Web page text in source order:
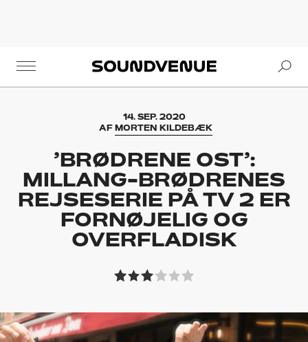
Soundvenue
14. SEP. 2020
AF MORTEN KILDEBÆK
’BRØDRENE OST’:
MILLANG-BRØDRENES
REJSESERIE PÅ TV 2 ER
FORNØJELIG OG
OVERFLADISK